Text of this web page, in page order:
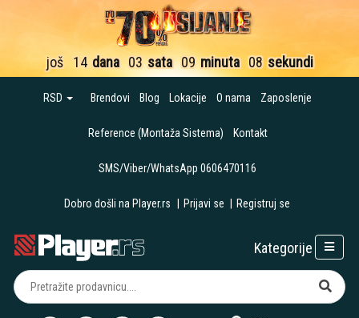
još 14 dana 03 sata 09 minuta 07 sekundi
RSD Brendovi Blog Lokacije O nama Zaposlenje
Reference (Montaža Sistema) Kontakt
SMS/Viber/WhatsApp 0606470116
Dobro došli na Player.rs Prijavi se Registruj se
Kategorije